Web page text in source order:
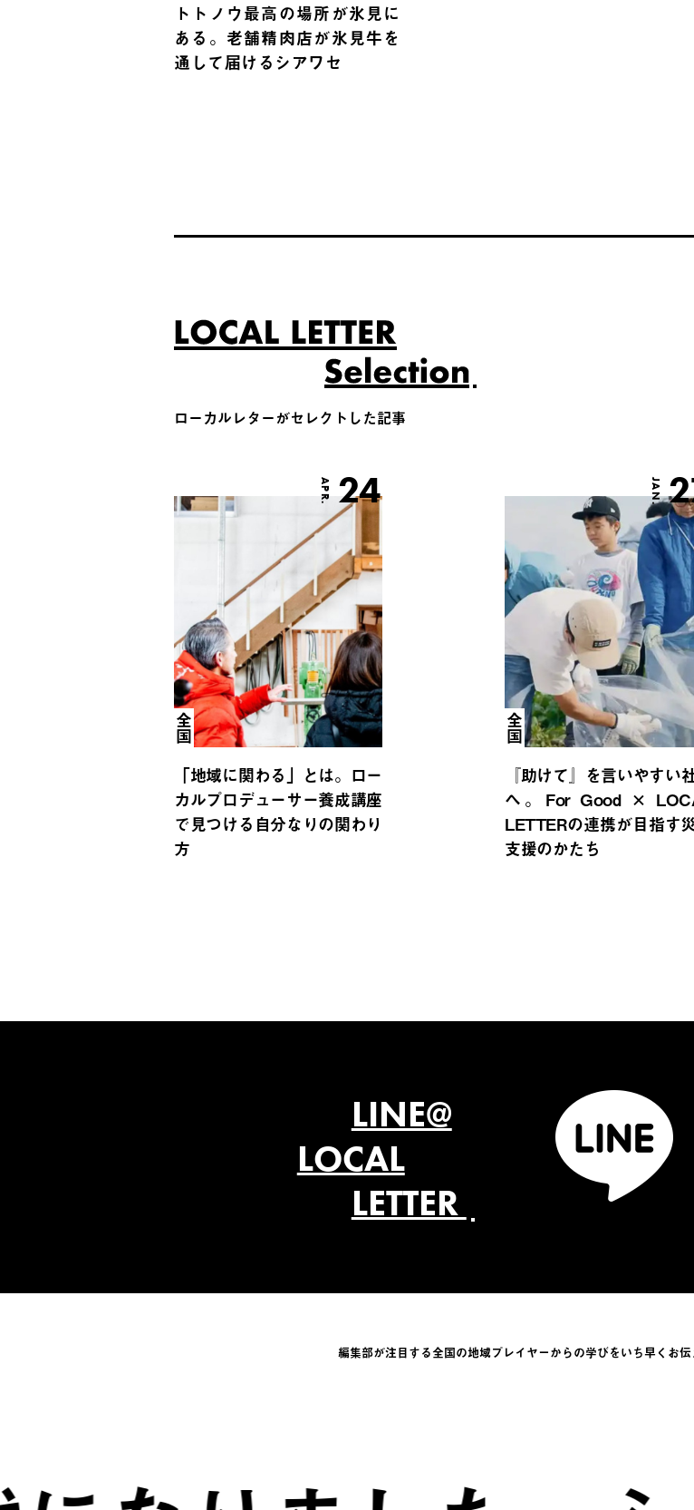
トトノウ最高の場所が氷見に
ある。老舗精肉店が氷見牛を
通して届けるシアワセ
ローカルレターがセレクトした記事
APR. 24
全国
「地域に関わる」とは。ロー
カルプロデューサー養成講座
で見つける自分なりの関わり
方
JAN.
全国
『助けて』を言いやすい
へ。For Good ×
LETTERの連携が目指す
支援のかたち
LINE@
LOCAL
LETTER
編集部が注目する全国の地域プレイヤーからの学びをいち早くお